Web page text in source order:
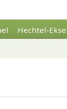
Hechtel-